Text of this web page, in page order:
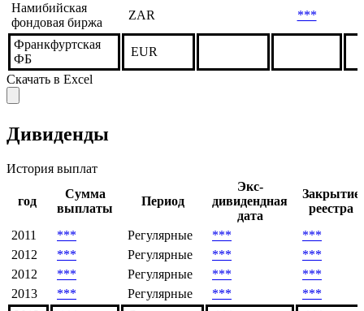
Намибийская
фондовая биржа
ZAR ***
Франкфуртская
ФБ
EUR
Скачать в Excel
Дивиденды
История выплат
год
Сумма
выплаты
Период
Экс-
дивидендная
дата
Закрытие
реестра
2011
*** Регулярные ***
***
2012
*** Регулярные ***
***
2012
*** Регулярные ***
***
2013
*** Регулярные ***
***